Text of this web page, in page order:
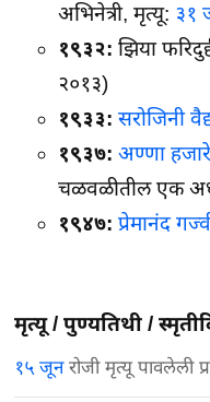
अभिनेत्री, मृत्यू: ३१
१९३२: झिया
२०१३)
१९३३: सरोजिनी
१९३७: अण्णा हजारे
चळवळीतील एक
१९४७: प्रेमानंद
मृत्यू / पुण्यतिथी /
१५ जूनरोजी मृत्यू पावलेली